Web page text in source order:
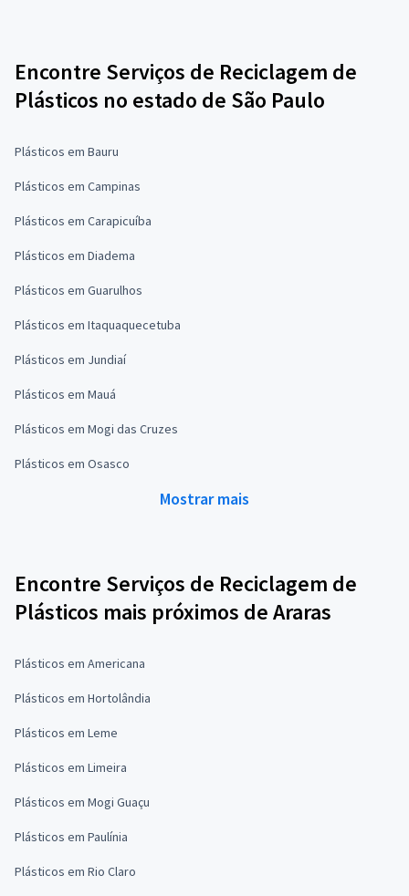
Encontre Serviços de Reciclagem de
Plásticos no estado de São Paulo
Plásticos em Bauru
Plásticos em Campinas
Plásticos em Carapicuíba
Plásticos em Diadema
Plásticos em Guarulhos
Plásticos em Itaquaquecetuba
Plásticos em Jundiaí
Plásticos em Mauá
Plásticos em Mogi das Cruzes
Plásticos em Osasco
Mostrar mais
Encontre Serviços de Reciclagem de
Plásticos mais próximos de Araras
Plásticos em Americana
Plásticos em Hortolândia
Plásticos em Leme
Plásticos em Limeira
Plásticos em Mogi Guaçu
Plásticos em Paulínia
Plásticos em Rio Claro